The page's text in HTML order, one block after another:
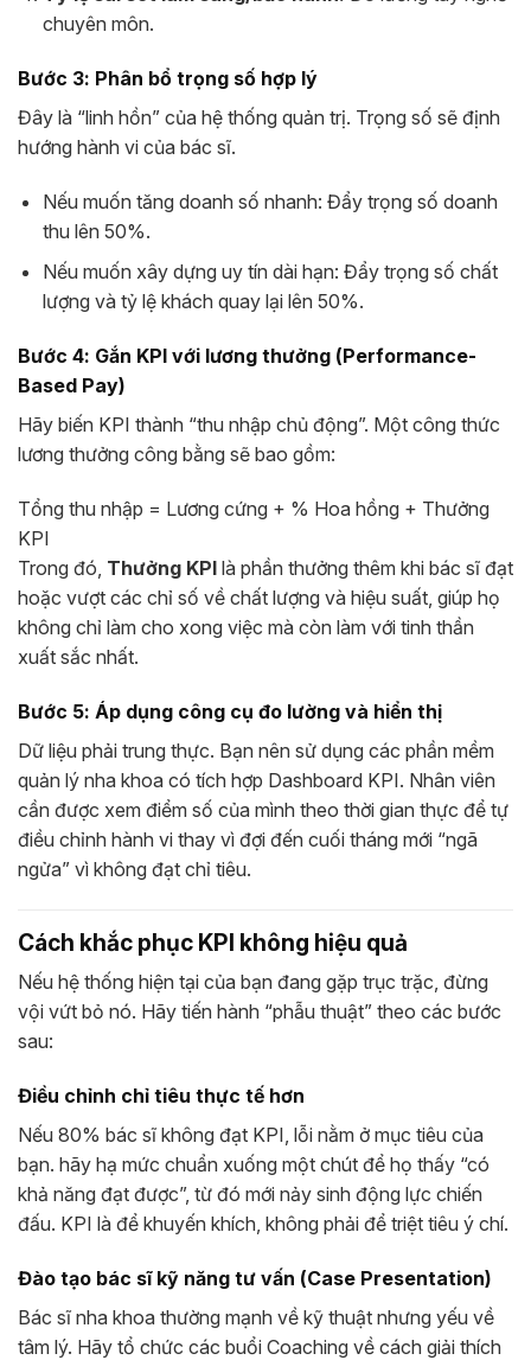
chuyên môn.
Bước 3: Phân bổ trọng số hợp lý
Đây là “linh hồn” của hệ thống quản trị. Trọng số sẽ định
hướng hành vi của bác sĩ.
Nếu muốn tăng doanh số nhanh: Đẩy trọng số doanh
thu lên 50%.
Nếu muốn xây dựng uy tín dài hạn: Đẩy trọng số chất
lượng và tỷ lệ khách quay lại lên 50%.
Bước 4: Gắn KPI với lương thưởng (Performance-
Based Pay)
Hãy biến KPI thành “thu nhập chủ động”. Một công thức
lương thưởng công bằng sẽ bao gồm:
Tổng thu nhập = Lương cứng + % Hoa hồng + Thưởng
KPI
Trong đó, Thưởng KPI là phần thưởng thêm khi bác sĩ đạt
hoặc vượt các chỉ số về chất lượng và hiệu suất, giúp họ
không chỉ làm cho xong việc mà còn làm với tinh thần
xuất sắc nhất.
Bước 5: Áp dụng công cụ đo lường và hiển thị
Dữ liệu phải trung thực. Bạn nên sử dụng các phần mềm
quản lý nha khoa có tích hợp Dashboard KPI. Nhân viên
cần được xem điểm số của mình theo thời gian thực để tự
điều chỉnh hành vi thay vì đợi đến cuối tháng mới “ngã
ngửa” vì không đạt chỉ tiêu.
Cách khắc phục KPI không hiệu quả
Nếu hệ thống hiện tại của bạn đang gặp trục trặc, đừng
vội vứt bỏ nó. Hãy tiến hành “phẫu thuật” theo các bước
sau:
Điều chỉnh chỉ tiêu thực tế hơn
Nếu 80% bác sĩ không đạt KPI, lỗi nằm ở mục tiêu của
bạn. hãy hạ mức chuẩn xuống một chút để họ thấy “có
khả năng đạt được”, từ đó mới nảy sinh động lực chiến
đấu. KPI là để khuyến khích, không phải để triệt tiêu ý chí.
Đào tạo bác sĩ kỹ năng tư vấn (Case Presentation)
Bác sĩ nha khoa thường mạnh về kỹ thuật nhưng yếu về
tâm lý. Hãy tổ chức các buổi Coaching về cách giải thích